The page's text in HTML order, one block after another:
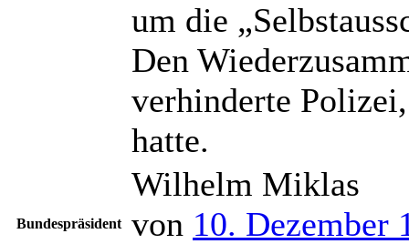
um die
Den
verhinderte
hatte.
Bundespräsident
Wilhelm Miklas
von 10. Dezember